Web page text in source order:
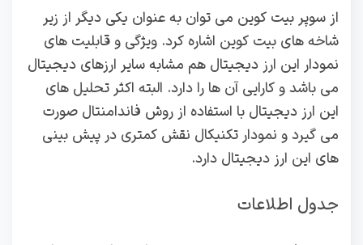
از سوپر بیت کوین می توان به عنوان یکی دیگر از زیر
شاخه های بیت کوین اشاره کرد. ویژگی و قابلیت های
نمودار این ارز دیجیتال هم مشابه سایر ارزهای دیجیتال
می باشد و کارایی آن ها را دارد. البته اکثر تحلیل های
این ارز دیجیتال با استفاده از روش فاندامنتال صورت
می گیرد و نمودار تکنیکال نقش کمتری در پیش بینی
های این ارز دیجیتال دارد.
جدول اطلاعات